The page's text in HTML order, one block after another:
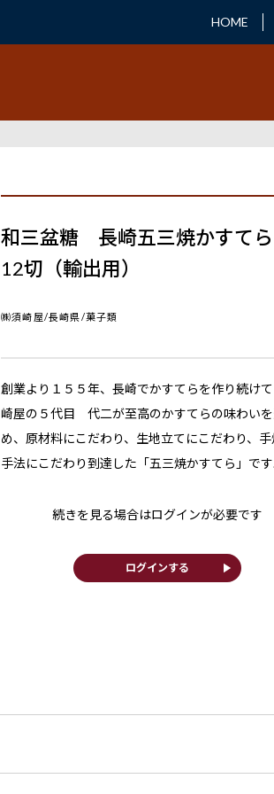
HOME
和三盆糖 長崎五三焼かすて
12切（輸出用）
㈱須崎屋/長崎県/菓子類
創業より１５５年、長崎でかすてらを作り続け
崎屋の５代目 代二が至高のかすてらの味わい
め、原材料にこだわり、生地立てにこだわり、手
手法にこだわり到達した「五三焼かすてら」です
続きを見る場合はログインが必要です
ログインする play_arrow